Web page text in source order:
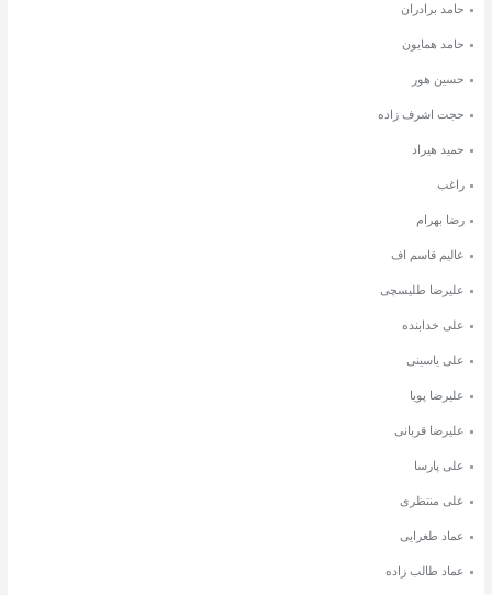
حامد برادران
حامد همایون
حسین هور
حجت اشرف زاده
حمید هیراد
راغب
رضا بهرام
عالیم قاسم اف
علیرضا طلیسچی
علی خدابنده
علی یاسینی
علیرضا پویا
علیرضا قربانی
علی پارسا
علی منتظری
عماد طغرایی
عماد طالب زاده